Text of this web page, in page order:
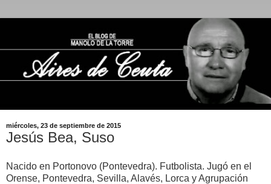
miércoles, 23 de septiembre de 2015
Jesús Bea, Suso
Nacido en Portonovo (Pontevedra). Futbolista. Jugó en el
Orense, Pontevedra, Sevilla, Alavés, Lorca y Agrupación